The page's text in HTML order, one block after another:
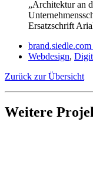
brand.siedle.com
Webdesign,
Zurück zur Übersicht
Weitere